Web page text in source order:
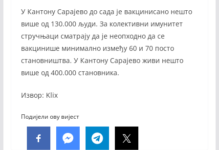
У Кантону Сарајево до сада је вакцинисано нешто
више од 130.000 људи. За колективни имунитет
стручњаци сматрају да је неопходно да се
вакцинише минимално између 60 и 70 посто
становништва. У Кантону Сарајево живи нешто
више од 400.000 становника.
Извор: Klix
Подијели ову вијест